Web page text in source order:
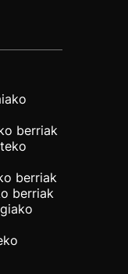
berriak
berriak
berriak